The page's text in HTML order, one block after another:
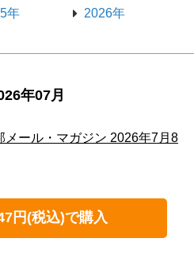
年 2026年
年07月
ール・マガジン 2026年7月8
円(税込)で購入